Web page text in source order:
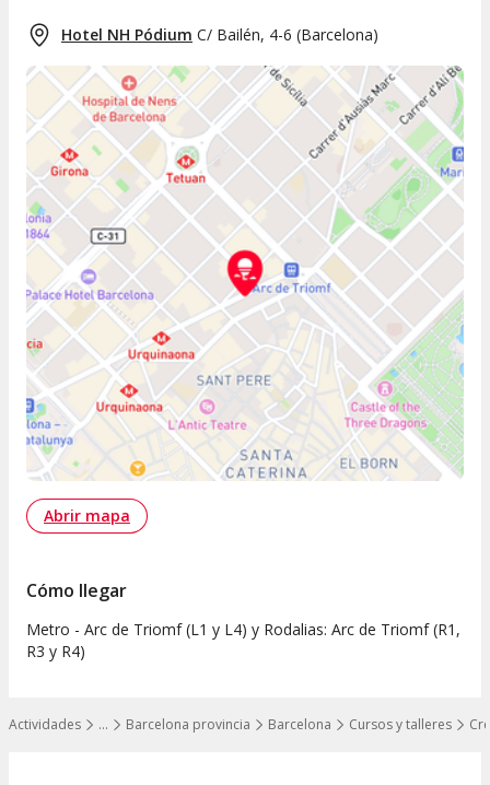
…
Mostrar todos los niveles
Actividades Barcelona provincia Barcelona Cursos y talleres
Hotel NH Pódium C/ Bailén, 4-6 (Barcelona)
Abrir mapa
Cómo llegar
Metro - Arc de Triomf (L1 y L4) y Rodalias: Arc de Triomf (R1,
R3 y R4)